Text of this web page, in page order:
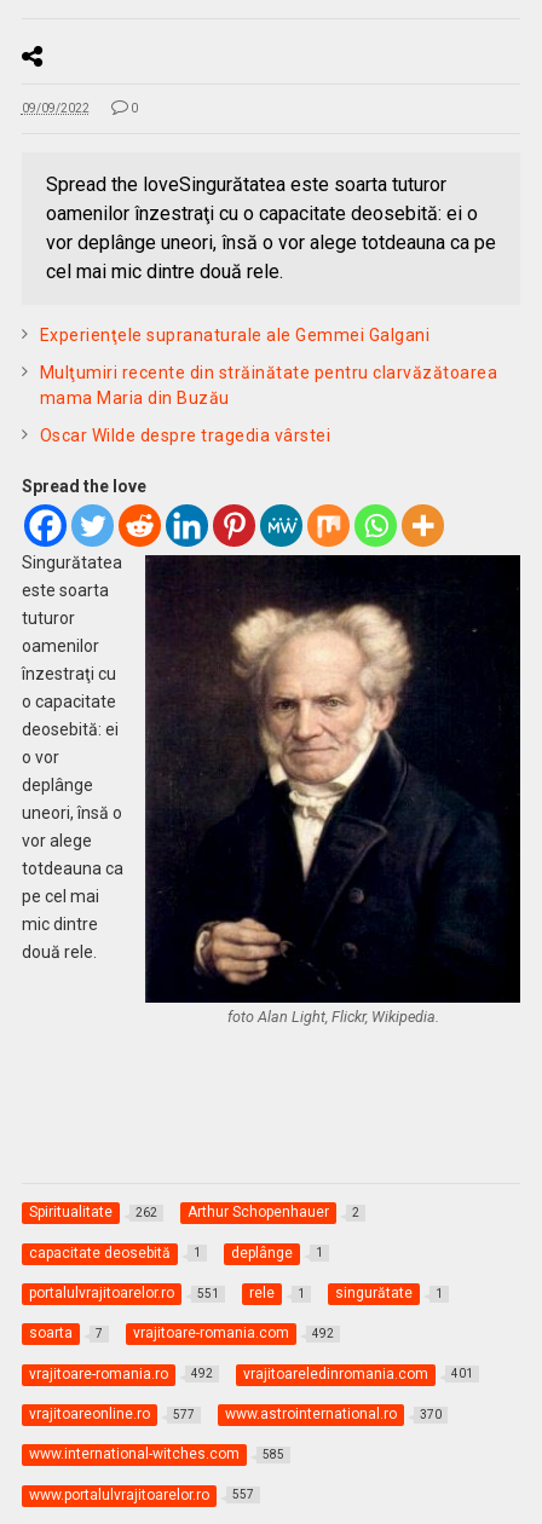
09/09/2022 0
Spread the loveSingurătatea este soarta tuturor
oamenilor înzestraţi cu o capacitate deosebită: ei o
vor deplânge uneori, însă o vor alege totdeauna ca pe
cel mai mic dintre două rele.
Experienţele supranaturale ale Gemmei Galgani
Mulţumiri recente din străinătate pentru clarvăzătoarea
mama Maria din Buzău
Oscar Wilde despre tragedia vârstei
Spread the love
foto Alan Light, Flickr, Wikipedia.
Singurătatea
este soarta
tuturor
oamenilor
înzestraţi cu
o capacitate
deosebită: ei
o vor
deplânge
uneori, însă o
vor alege
totdeauna ca
pe cel mai
mic dintre
două rele.
Spiritualitate 262 Arthur Schopenhauer 2
capacitate deosebită 1 deplânge 1
portalulvrajitoarelor.ro 551 rele 1 singurătate 1
soarta 7 vrajitoare-romania.com 492
vrajitoare-romania.ro 492 vrajitoareledinromania.com 401
vrajitoareonline.ro 577 www.astrointernational.ro 370
www.international-witches.com 585
www.portalulvrajitoarelor.ro 557